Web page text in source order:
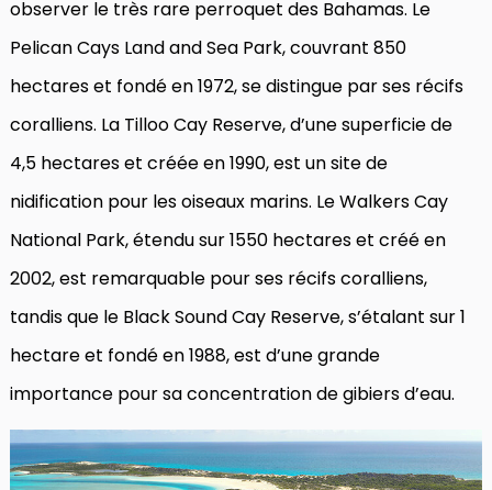
observer le très rare perroquet des Bahamas. Le
Pelican Cays Land and Sea Park, couvrant 850
hectares et fondé en 1972, se distingue par ses récifs
coralliens. La Tilloo Cay Reserve, d’une superficie de
4,5 hectares et créée en 1990, est un site de
nidification pour les oiseaux marins. Le Walkers Cay
National Park, étendu sur 1550 hectares et créé en
2002, est remarquable pour ses récifs coralliens,
tandis que le Black Sound Cay Reserve, s’étalant sur 1
hectare et fondé en 1988, est d’une grande
importance pour sa concentration de gibiers d’eau.